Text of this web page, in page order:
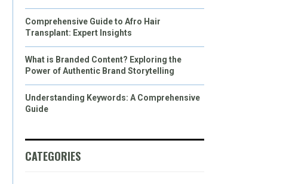
Comprehensive Guide to Afro Hair
Transplant: Expert Insights
What is Branded Content? Exploring the
Power of Authentic Brand Storytelling
Understanding Keywords: A Comprehensive
Guide
CATEGORIES